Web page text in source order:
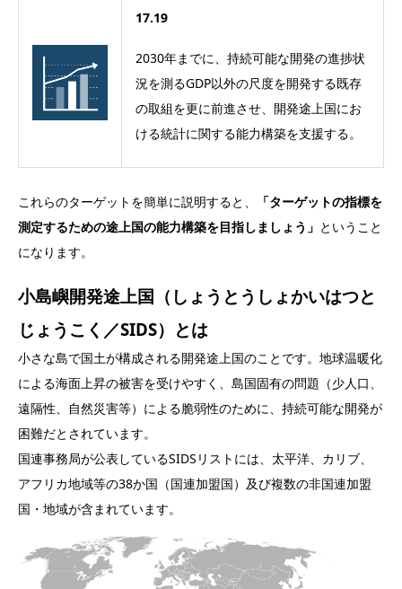
17.19
2030年までに、持続可能な開発の進捗状
況を測るGDP以外の尺度を開発する既存
の取組を更に前進させ、開発途上国にお
ける統計に関する能力構築を支援する。
これらのターゲットを簡単に説明すると、
「ターゲットの指標を
測定するための途上国の能力構築を目指しましょう」 ということ
になります。
小島嶼開発途上国（しょうとうしょかいはつと
じょうこく／SIDS）とは
小さな島で国土が構成される開発途上国のことです。地球温暖化
による海面上昇の被害を受けやすく、島国固有の問題（少人口、
遠隔性、自然災害等）による脆弱性のために、持続可能な開発が
困難だとされています。
国連事務局が公表しているSIDSリストには、太平洋、カリブ、
アフリカ地域等の38か国（国連加盟国）及び複数の非国連加盟
国・地域が含まれています。